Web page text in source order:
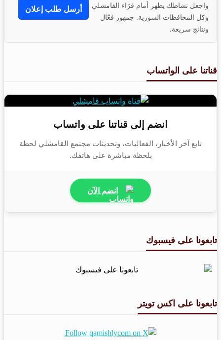
واجعل نشاطك يظهر أمام قرّاء القامشلي
وكل المحافظات السورية. جمهور فعّال
ونتائج سريعة.
أرسل طلب إعلان
قناتنا على الواتساب
انضم إلى قناتنا على واتساب
تابع آخر الأخبار، الفعاليات، وتحديثات مجتمع القامشلي لحظة
بلحظة مباشرة على هاتفك.
انضم الآن
تابعونا على فيسبوك
تابعونا على اكس تويتر